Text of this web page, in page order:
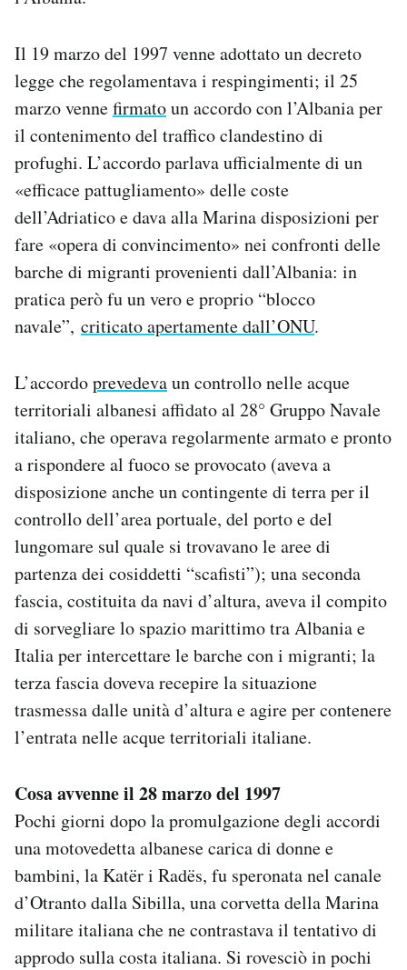
Il 19 marzo del 1997 venne adottato un decreto
legge che regolamentava i respingimenti; il 25
marzo vennefirmatoun accordo con l’Albania per
il contenimento del traffico clandestino di
profughi. L’accordo parlava ufficialmente di un
«efficace pattugliamento» delle coste
dell’Adriatico e dava alla Marina disposizioni per
fare «opera di convincimento» nei confronti delle
barche di migranti provenienti dall’Albania: in
pratica però fu un vero e proprio “blocco
navale”, criticato apertamente dall’ONU.
L’accordoprevedevaun controllo nelle acque
territoriali albanesi affidato al 28° Gruppo Navale
italiano, che operava regolarmente armato e pronto
a rispondere al fuoco se provocato (aveva a
disposizione anche un contingente di terra per il
controllo dell’area portuale, del porto e del
lungomare sul quale si trovavano le aree di
partenza dei cosiddetti “scafisti”); una seconda
fascia, costituita da navi d’altura, aveva il compito
di sorvegliare lo spazio marittimo tra Albania e
Italia per intercettare le barche con i migranti; la
terza fascia doveva recepire la situazione
trasmessa dalle unità d’altura e agire per contenere
l’entrata nelle acque territoriali italiane.
Cosa avvenne il 28 marzo del 1997
Pochi giorni dopo la promulgazione degli accordi
una motovedetta albanese carica di donne e
bambini, la Katër i Radës, fu speronata nel canale
d’Otranto dalla Sibilla, una corvetta della Marina
militare italiana che ne contrastava il tentativo di
approdo sulla costa italiana. Si rovesciò in pochi